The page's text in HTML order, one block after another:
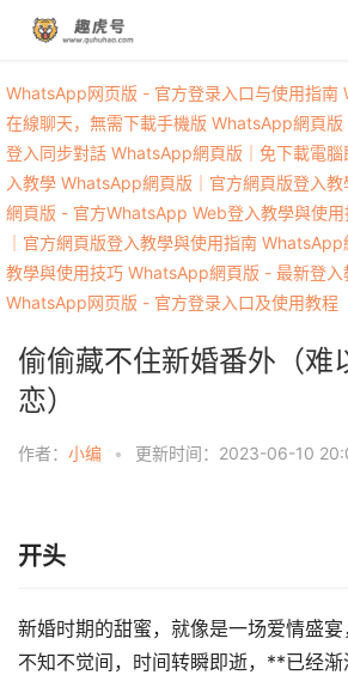
WhatsApp网页版 - 官方登录入口与使用指南
在線聊天，無需下載手機版 WhatsApp網頁版
登入同步對話 WhatsApp網頁版｜免下載電
入教學 WhatsApp網頁版｜官方網頁版登入教
網頁版 - 官方WhatsApp Web登入教學與使用
｜官方網頁版登入教學與使用指南 WhatsApp
教學與使用技巧 WhatsApp網頁版 - 最新登入
WhatsApp网页版 - 官方登录入口及使用教程
偷偷藏不住新婚番外（难
恋）
作者： 小编 • 更新时间：2023-06-10
开头
新婚时期的甜蜜，就像是一场爱情盛宴
不知不觉间，时间转瞬即逝，**已经